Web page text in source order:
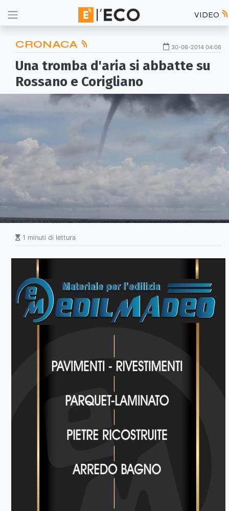
VIDEO
CRONACA 30-06-2014 04:06
Una tromba d'aria si abbatte su
Rossano e Corigliano
1 minuti di lettura